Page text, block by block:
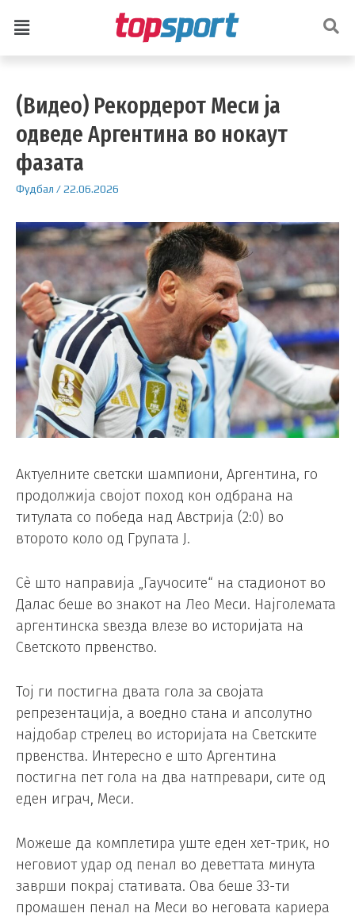
(Видео) Рекордерот Меси ја
одведе Аргентина во нокаут
фазата
Фудбал /22.06.2026
Актуелните светски шампиони, Аргентина, го
продолжија својот поход кон одбрана на
титулата со победа над Австрија (2:0) во
второто коло од Групата Ј.
Сè што направија „Гаучосите“ на стадионот во
Далас беше во знакот на Лео Меси. Најголемата
аргентинска ѕвезда влезе во историјата на
Светското првенство.
Тој ги постигна двата гола за својата
репрезентација, а воедно стана и апсолутно
најдобар стрелец во историјата на Светските
првенства. Интересно е што Аргентина
постигна пет гола на два натпревари, сите од
еден играч, Меси.
Можеше да комплетира уште еден хет-трик, но
неговиот удар од пенал во деветтата минута
заврши покрај стативата. Ова беше 33-ти
промашен пенал на Меси во неговата кариера